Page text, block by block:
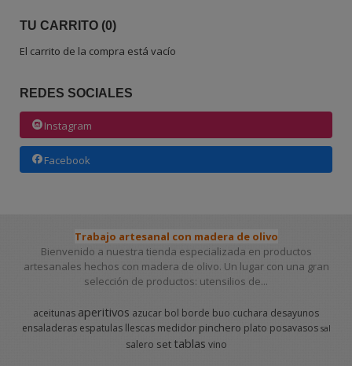
TU CARRITO (0)
El carrito de la compra está vacío
REDES SOCIALES
Instagram
Facebook
Trabajo artesanal con madera de olivo
Bienvenido a nuestra tienda especializada en productos
artesanales hechos con madera de olivo. Un lugar con una gran
selección de productos: utensilios de...
aceitunas aperitivos azucar bol borde buo cuchara desayunos
ensaladeras espatulas llescas medidor pinchero plato posavasos sal
salero set tablas vino